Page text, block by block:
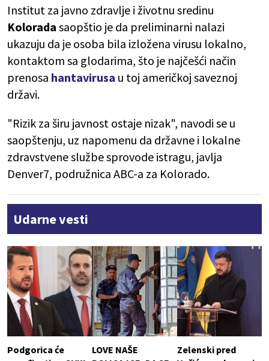
Institut za javno zdravlje i životnu sredinu
Kolorada saopštio je da preliminarni nalazi
ukazuju da je osoba bila izložena virusu lokalno,
kontaktom sa glodarima, što je najčešći način
prenosa hantavirusa u toj američkoj saveznoj
državi.
"Rizik za širu javnost ostaje nizak", navodi se u
saopštenju, uz napomenu da državne i lokalne
zdravstvene službe sprovode istragu, javlja
Denver7, podružnica ABC-a za Kolorado.
Udarne vesti
Podgorica će
LOVE NAŠE
Zelenski pred